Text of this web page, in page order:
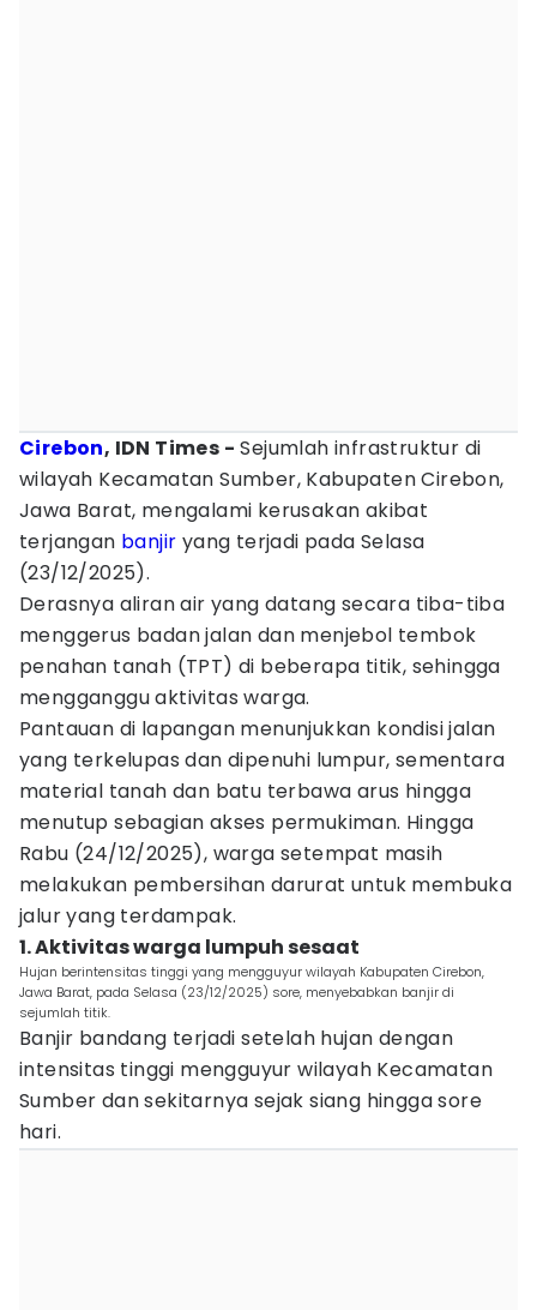
Cirebon, IDN Times - Sejumlah infrastruktur di
wilayah Kecamatan Sumber, Kabupaten Cirebon,
Jawa Barat, mengalami kerusakan akibat
terjangan banjir yang terjadi pada Selasa
(23/12/2025).
Derasnya aliran air yang datang secara tiba-tiba
menggerus badan jalan dan menjebol tembok
penahan tanah (TPT) di beberapa titik, sehingga
mengganggu aktivitas warga.
Pantauan di lapangan menunjukkan kondisi jalan
yang terkelupas dan dipenuhi lumpur, sementara
material tanah dan batu terbawa arus hingga
menutup sebagian akses permukiman. Hingga
Rabu (24/12/2025), warga setempat masih
melakukan pembersihan darurat untuk membuka
jalur yang terdampak.
1. Aktivitas warga lumpuh sesaat
Hujan berintensitas tinggi yang mengguyur wilayah Kabupaten Cirebon,
Jawa Barat, pada Selasa (23/12/2025) sore, menyebabkan banjir di
sejumlah titik.
Banjir bandang terjadi setelah hujan dengan
intensitas tinggi mengguyur wilayah Kecamatan
Sumber dan sekitarnya sejak siang hingga sore
hari.